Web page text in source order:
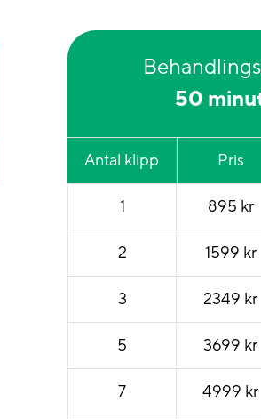
50
Antal klipp Pris
1 895 kr
2 1599 kr
3 2349 kr
5 3699 kr
7 4999 kr